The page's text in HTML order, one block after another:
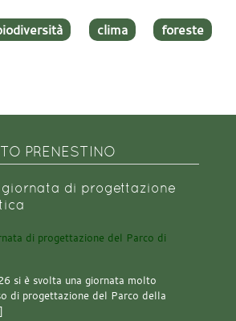
clima
foreste
PRENESTINO
di progettazione
si è svolta una giornata molto
di progettazione del Parco della